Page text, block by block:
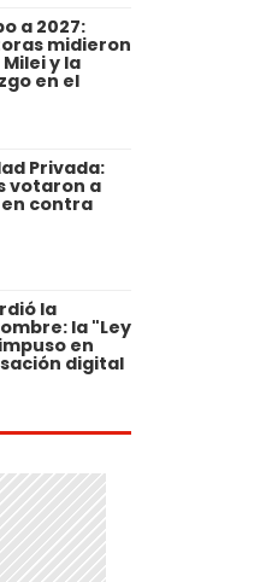
a 2027:
midieron
y la
en el
Privada:
votaron a
contra
la
la "Ley
en
digital